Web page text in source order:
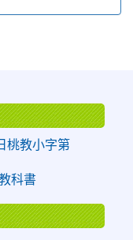
桃教小字第
科書